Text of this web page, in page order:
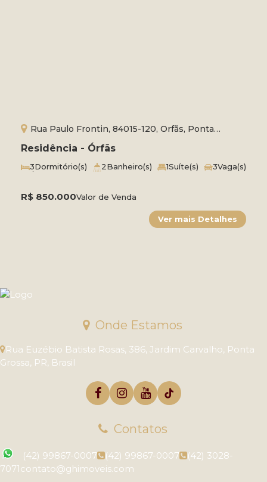
Residência - Órfãs
R$ 850.000Valor de Venda
Rua Paulo Frontin, 84015-120, Orfãs, Ponta
Grossa, Paraná, Brasil
3Dormitório(s) 2Banheiro(s) 1Suíte(s) 3Vaga(s)
Onde Estamos
Rua Euzébio Batista Rosas, 386, Jardim Carvalho, Ponta
Grossa, PR, Brasil
Contatos
(42) 99867-0007 (42) 99867-0007
(42) 3028-
7071contato@ghimoveis.com